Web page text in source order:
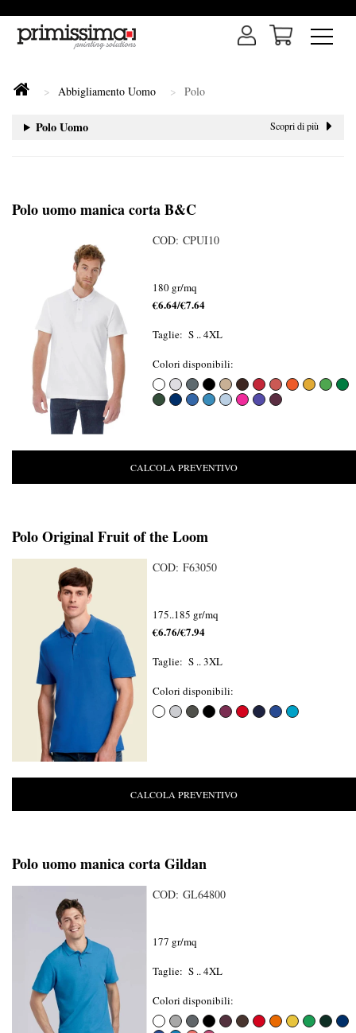
Abbigliamento Uomo Polo
Polo Uomo Scopri di più
Polo uomo manica corta B&C
COD: CPUI10
180 gr/mq
€6.64/€7.64
Taglie: S .. 4XL
Colori disponibili:
CALCOLA PREVENTIVO
Polo Original Fruit of the Loom
COD: F63050
175..185 gr/mq
€6.76/€7.94
Taglie: S .. 3XL
Colori disponibili:
CALCOLA PREVENTIVO
Polo uomo manica corta Gildan
COD: GL64800
177 gr/mq
Taglie: S .. 4XL
Colori disponibili: